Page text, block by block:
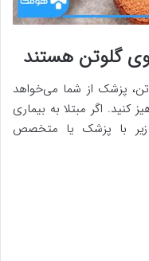
گلوتن هستند
پزشک از شما می‌خواهد
کنید. اگر مبتلا به بیماری
زیر با پزشک یا متخصص